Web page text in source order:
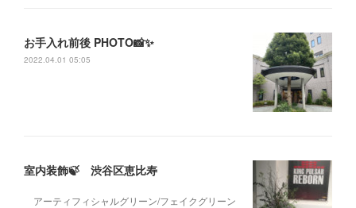
お手入れ前後 PHOTO📸✨
2022.04.01 05:05
室内装飾🍃 渋谷区恵比寿
アーティフィシャルグリーン/フェイクグリーン